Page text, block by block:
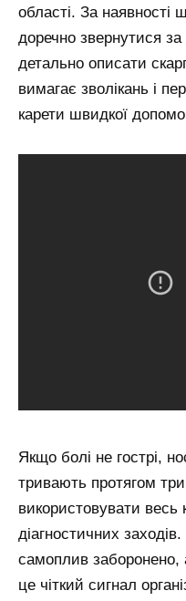
області. За наявності
доречно звернутися
детально описати
вимагає зволікань і
карети швидкої
Якщо болі не гострі,
тривають протягом
використовувати весь
діагностичних
самоплив
це чіткий сигнал